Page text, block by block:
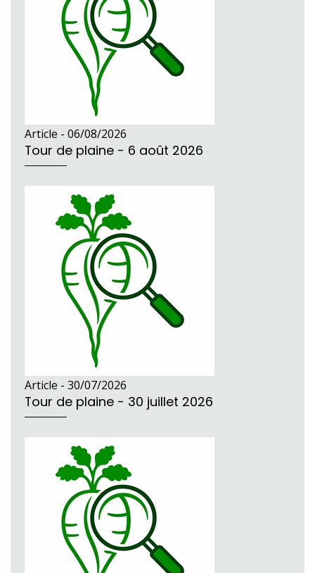
Article - 06/08/2026
Tour de plaine - 6 août 2026
Article - 30/07/2026
Tour de plaine - 30 juillet 2026